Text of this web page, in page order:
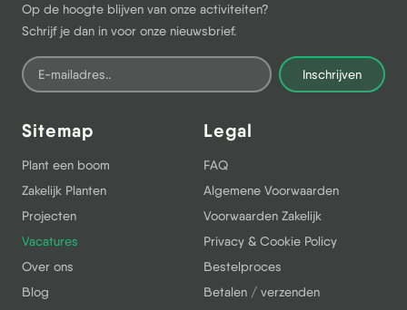
Op de hoogte blijven van onze activiteiten?
Schrijf je dan in voor onze nieuwsbrief.
Inschrijven
Sitemap
Plant een boom
Zakelijk Planten
Projecten
Vacatures
Over ons
Blog
Legal
FAQ
Algemene Voorwaarden
Voorwaarden Zakelijk
Privacy & Cookie Policy
Bestelproces
Betalen / verzenden